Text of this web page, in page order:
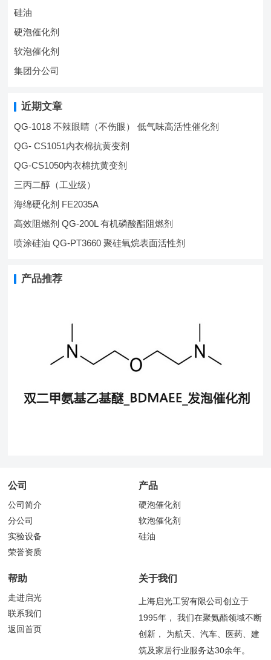
硅油
硬泡催化剂
软泡催化剂
集团分公司
近期文章
QG-1018 不辣眼睛（不伤眼） 低气味高活性催化剂
QG- CS1051内衣棉抗黄变剂
QG-CS1050内衣棉抗黄变剂
三丙二醇（工业级）
海绵硬化剂 FE2035A
高效阻燃剂 QG-200L 有机磷酸酯阻燃剂
喷涂硅油 QG-PT3660 聚硅氧烷表面活性剂
产品推荐
公司
公司简介
分公司
实验设备
荣誉资质
产品
硬泡催化剂
软泡催化剂
硅油
帮助
走进启光
联系我们
返回首页
关于我们
上海启光工贸有限公司创立于
1995年， 我们在聚氨酯领域不断
创新， 为航天、汽车、医药、建
筑及家居行业服务达30余年。